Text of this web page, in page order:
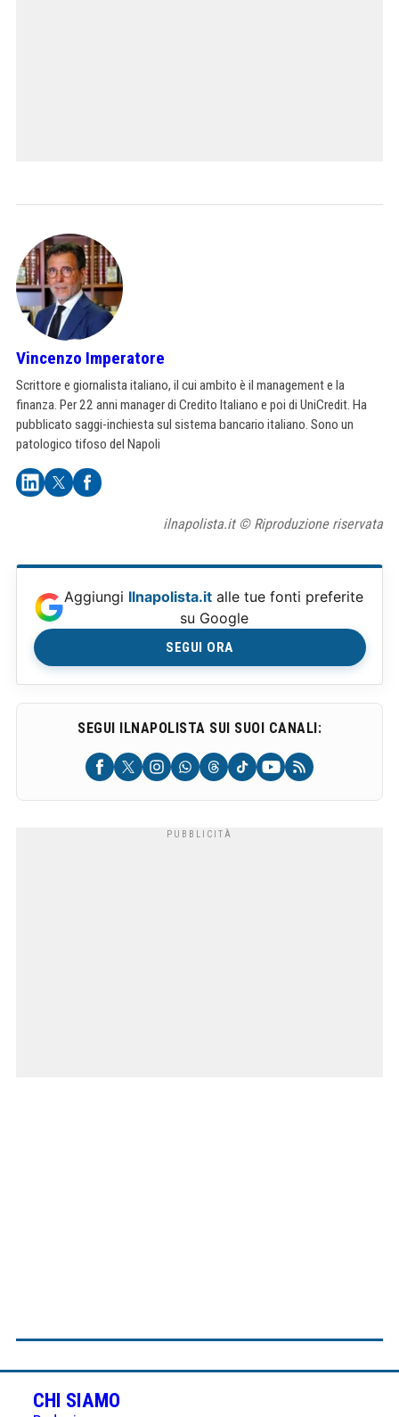
Vincenzo Imperatore
Scrittore e giornalista italiano, il cui ambito è il management e la
finanza. Per 22 anni manager di Credito Italiano e poi di UniCredit. Ha
pubblicato saggi-inchiesta sul sistema bancario italiano. Sono un
patologico tifoso del Napoli
ilnapolista.it © Riproduzione riservata
Aggiungi Ilnapolista.it alle tue fonti preferite
su Google
SEGUI ORA
SEGUI ILNAPOLISTA SUI SUOI CANALI:
CHI SIAMO